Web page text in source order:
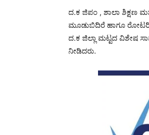
ದ.ಕ ಜಿಪಂ , ಶಾಲಾ ಶಿಕ್ಷಣ
ಮೂಡುಬಿದಿರೆ ಹಾಗೂ ರೋಟರಿ
ದ.ಕ ಜಿಲ್ಲಾ ಮಟ್ಟದ ವಿಶೇಷ
ನೀಡಿದರು.